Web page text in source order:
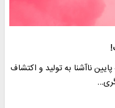
ناآشنا به تولید و اکتشاف